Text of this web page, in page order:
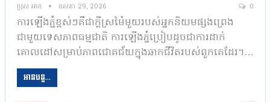
ប្រុស អាន ឧសភា 29, 2026 0
ការឡើងភ្នំខ្ពស់ៗគឺជាក្តីស្រម៉ៃមួយរបស់អ្នកនិយមផ្សងព្រេង
ជាមួយទេសភាពធម្មជាតិ ការឡើងភ្នំប្រៀបដូចជាការដាក់
គោលដៅសម្រាប់ភាពជោគជ័យក្នុងឆាកជីវិតរបស់ពួកគេដែរ។…
អានបន្ត...